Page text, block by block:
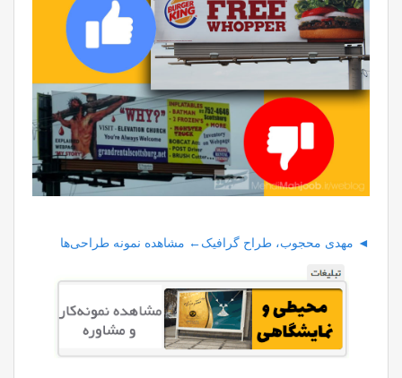
◄ مهدی محجوب، طراح گرافیک← مشاهده نمونه طراحی‌ها